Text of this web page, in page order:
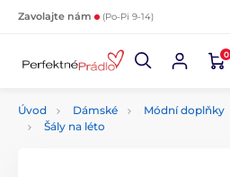
Zavolajte nám (Po-Pi 9-14)
0
Úvod Dámské Módní doplňky
Šály na léto